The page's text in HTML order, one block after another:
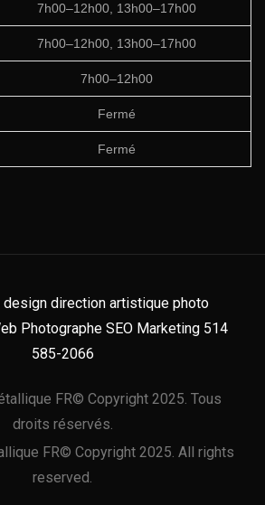
7h00–12h00, 13h00–17h00
7h00–12h00, 13h00–17h00
7h00–12h00
Fermé
Fermé
design direction artistique photo
Photographe SEO Marketing 514
585-2066
FR© Copyright 2025. Tous
droits réservés.
FR© Copyright 2025. All rights
reserved.